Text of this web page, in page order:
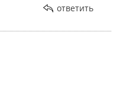
ответить